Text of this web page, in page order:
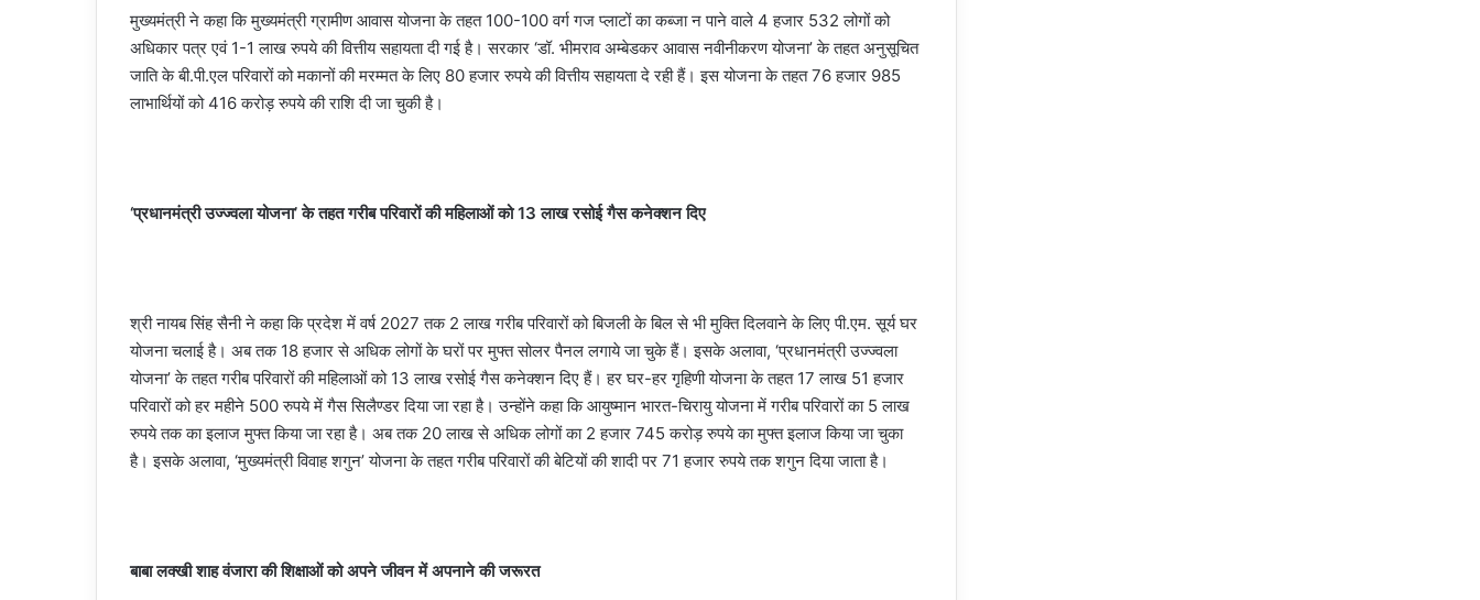
मुख्यमंत्री ने कहा कि मुख्यमंत्री ग्रामीण आवास योजना के तहत 100-100 वर्ग गज प्लाटों का कब्जा न पाने वाले 4 हजार 532 लोगों को
अधिकार पत्र एवं 1-1 लाख रुपये की वित्तीय सहायता दी गई है। सरकार ‘डॉ. भीमराव अम्बेडकर आवास नवीनीकरण योजना’ के तहत अनुसूचित
जाति के बी.पी.एल परिवारों को मकानों की मरम्मत के लिए 80 हजार रुपये की वित्तीय सहायता दे रही हैं। इस योजना के तहत 76 हजार 985
लाभार्थियों को 416 करोड़ रुपये की राशि दी जा चुकी है।
‘प्रधानमंत्री उज्ज्वला योजना’ के तहत गरीब परिवारों की महिलाओं को 13 लाख रसोई गैस कनेक्शन दिए
श्री नायब सिंह सैनी ने कहा कि प्रदेश में वर्ष 2027 तक 2 लाख गरीब परिवारों को बिजली के बिल से भी मुक्ति दिलवाने के लिए पी.एम. सूर्य घर
योजना चलाई है। अब तक 18 हजार से अधिक लोगों के घरों पर मुफ्त सोलर पैनल लगाये जा चुके हैं। इसके अलावा, ‘प्रधानमंत्री उज्ज्वला
योजना’ के तहत गरीब परिवारों की महिलाओं को 13 लाख रसोई गैस कनेक्शन दिए हैं। हर घर-हर गृहिणी योजना के तहत 17 लाख 51 हजार
परिवारों को हर महीने 500 रुपये में गैस सिलैण्डर दिया जा रहा है। उन्होंने कहा कि आयुष्मान भारत-चिरायु योजना में गरीब परिवारों का 5 लाख
रुपये तक का इलाज मुफ्त किया जा रहा है। अब तक 20 लाख से अधिक लोगों का 2 हजार 745 करोड़ रुपये का मुफ्त इलाज किया जा चुका
है। इसके अलावा, ‘मुख्यमंत्री विवाह शगुन’ योजना के तहत गरीब परिवारों की बेटियों की शादी पर 71 हजार रुपये तक शगुन दिया जाता है।
बाबा लक्खी शाह वंजारा की शिक्षाओं को अपने जीवन में अपनाने की जरूरत